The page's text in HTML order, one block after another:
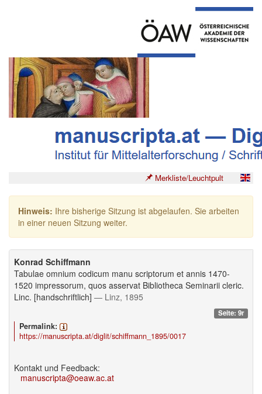
Merkliste/Leuchtpult
Hinweis: Ihre bisherige Sitzung ist abgelaufen. Sie arbeiten
in einer neuen Sitzung weiter.
Konrad Schiffmann
Tabulae omnium codicum manu scriptorum et annis 1470-
1520 impressorum, quos asservat Bibliotheca Seminarii cleric.
Linc. [handschriftlich] — Linz, 1895
Seite: 9r
Permalink:
https://manuscripta.at/diglit/schiffmann_1895/0017
Kontakt und Feedback:
manuscripta@oeaw.ac.at